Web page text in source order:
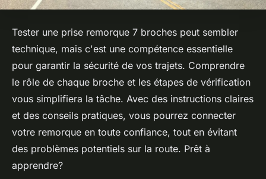
Tester une prise remorque 7 broches peut sembler
technique, mais c'est une compétence essentielle
pour garantir la sécurité de vos trajets. Comprendre
le rôle de chaque broche et les étapes de vérification
vous simplifiera la tâche. Avec des instructions claires
et des conseils pratiques, vous pourrez connecter
votre remorque en toute confiance, tout en évitant
des problèmes potentiels sur la route. Prêt à
apprendre?